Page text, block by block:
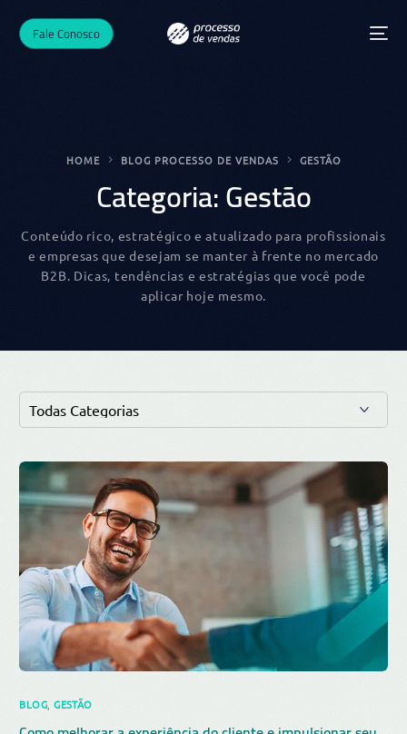
Fale Conosco
HOME BLOG PROCESSO DE VENDAS GESTÃO
Categoria:Gestão
Conteúdo rico, estratégico e atualizado para profissionais
e empresas que desejam se manter à frente no mercado
B2B. Dicas, tendências e estratégias que você pode
aplicar hoje mesmo.
BLOG,GESTÃO